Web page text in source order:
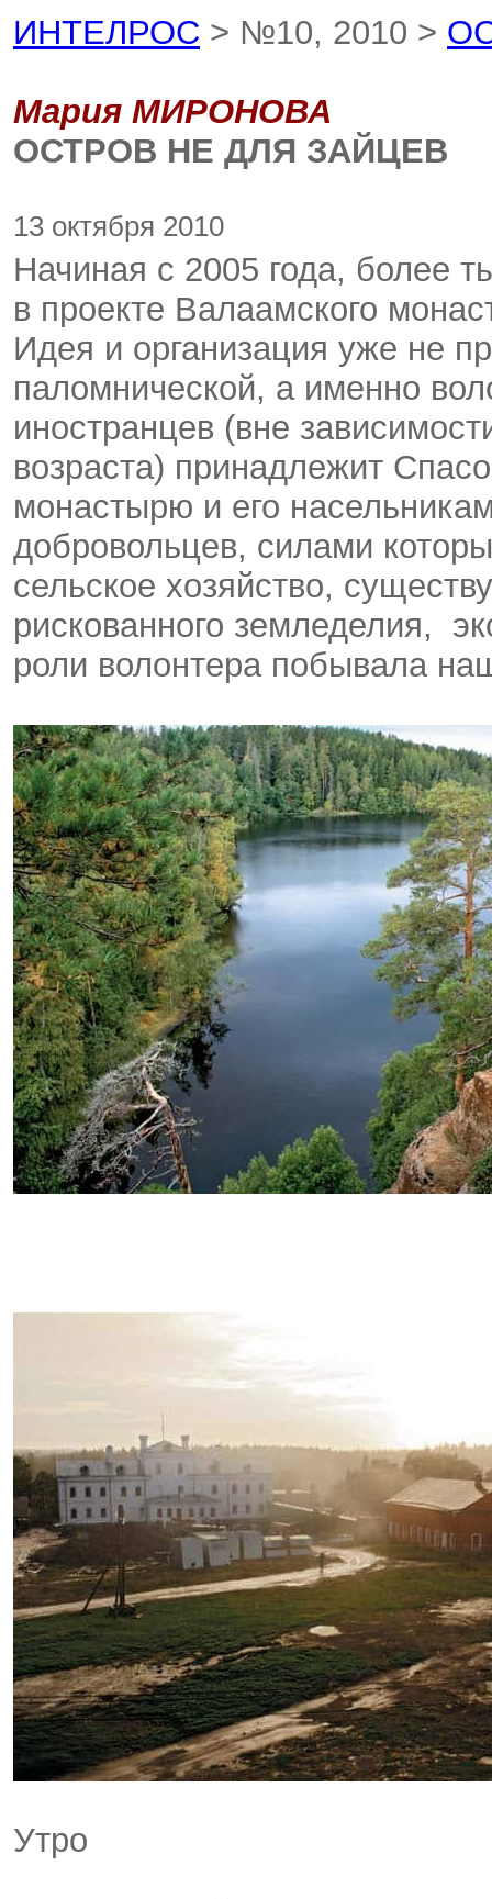
ИНТЕЛРОС > №10, 2010 >
Мария МИРОНОВА
ОСТРОВ НЕ ДЛЯ ЗАЙЦЕВ
13 октября 2010
Начиная с 2005 года, более
в проекте Валаамского
Идея и организация уже не
паломнической, а именно
иностранцев (вне
возраста) принадлежит
монастырю и его
добровольцев, силами
сельское хозяйство,
рискованного земледелия,
роли волонтера побывала
Утро